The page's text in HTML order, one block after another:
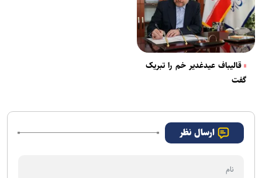
قالیباف عیدغدیر خم را تبریک
گفت
ارسال نظر